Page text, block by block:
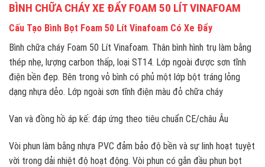
BÌNH CHỮA CHÁY XE ĐẨY FOAM 50 LÍT VINAFOAM
Cấu Tạo Bình Bọt Foam 50 Lít Vinafoam Có Xe Đẩy
Bình chữa cháy Foam 50 Lít Vinafoam. Thân bình hình trụ làm bằng
thép nhẹ, lượng carbon thấp, loại ST14. Lớp ngoài được sơn tĩnh
điện bền đẹp. Bên trong vỏ bình có phủ một lớp bột tráng lỏng
dạng nhựa dẻo. Lớp ngoài sơn tĩnh điện màu đỏ chữa cháy
Van và đồng hồ áp kế: đáp ứng theo tiêu chuẩn CE/châu Âu
Vòi phun làm bằng nhựa PVC đảm bảo độ bền và sự linh hoạt tuyệt
vời trong dải nhiệt độ hoạt động. Vòi phun có gắn đầu phun bọt